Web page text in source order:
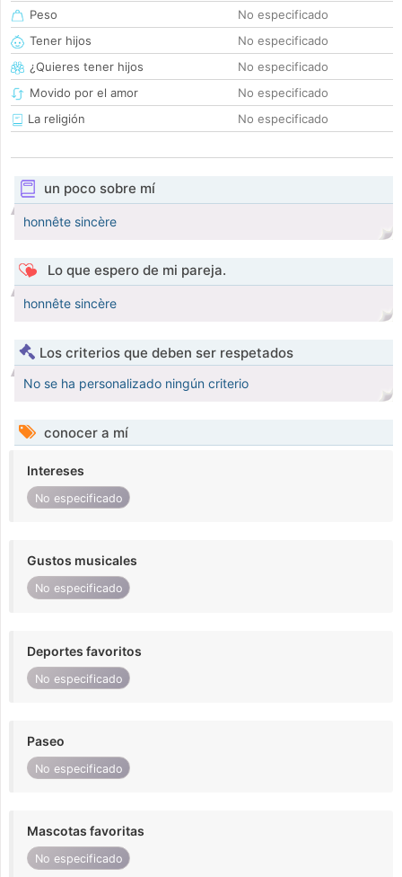
Peso
No especificado
Tener hijos
No especificado
¿Quieres tener hijos
No especificado
Movido por el amor
No especificado
La religión
No especificado
un poco sobre mí
honnête sincère
Lo que espero de mi pareja.
honnête sincère
Los criterios que deben ser respetados
No se ha personalizado ningún criterio
conocer a mí
Intereses
No especificado
Gustos musicales
No especificado
Deportes favoritos
No especificado
Paseo
No especificado
Mascotas favoritas
No especificado